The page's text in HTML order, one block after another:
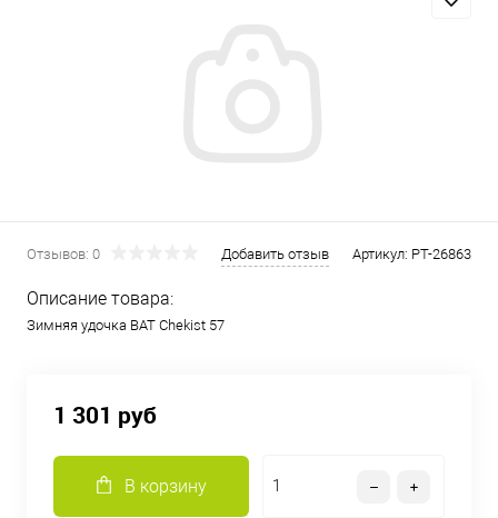
Отзывов: 0 Добавить отзыв Артикул: PT-26863
Описание товара:
Зимняя удочка BAT Chekist 57
1 301 руб
В корзину